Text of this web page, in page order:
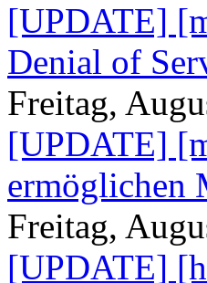
[UPDATE]
Denial of
Freitag,
[UPDATE]
ermöglichen
Freitag,
[UPDATE]